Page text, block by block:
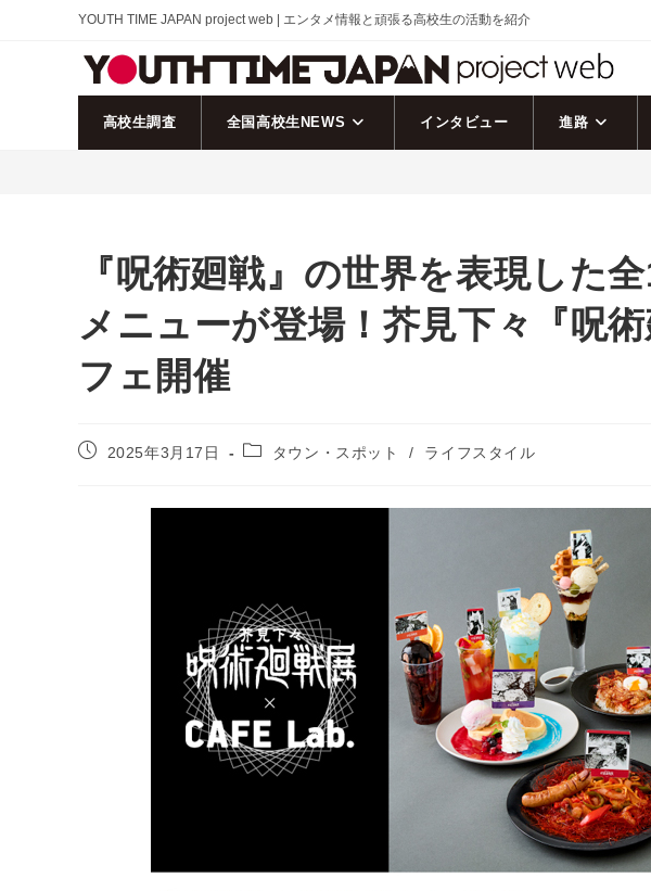
YOUTH TIME JAPAN project web | エンタメ情報と頑張る高校生の活動を紹介
高校生調査 全国高校生NEWS インタビュー 進路
『呪術廻戦』の世界を表現した
メニューが登場！芥見下々『呪
フェ開催
投
2025年3月17日
投
テ
タウン・スポット / ライフスタイル